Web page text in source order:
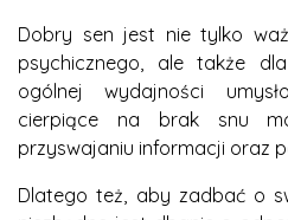
Dobry sen jest nie tylko
psychicznego, ale także
ogólnej wydajności
cierpiące na brak snu
przyswajaniu informacji oraz
Dlatego też, aby zadbać o